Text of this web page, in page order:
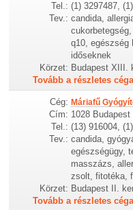
Tel.: (1) 3297487,
Tev.: candida,
q10, egészség
időseknek
Körzet: Budapest XIII.
Tovább a részletes
Cég: Máriafű
Cím: 1028
Tel.: (13) 916004,
Tev.: candida,
egészségügy,
masszázs,
zsolt, fitotéka,
Körzet: Budapest II.
Tovább a részletes